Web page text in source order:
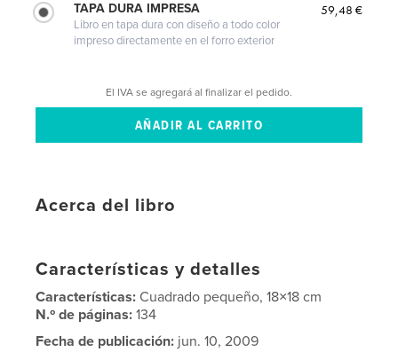
TAPA DURA IMPRESA
Libro en tapa dura con diseño a todo color
impreso directamente en el forro exterior
59,48 €
El IVA se agregará al finalizar el pedido.
Acerca del libro
Características y detalles
Características:Cuadrado pequeño, 18×18 cm
N.º de páginas:134
Fecha de publicación: jun. 10, 2009